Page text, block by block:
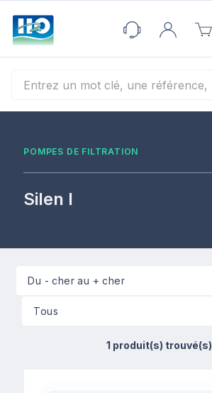
POMPES DE FILTRATION
Silen I
1 produit(s) trouvé(s)